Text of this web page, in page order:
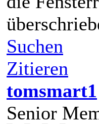
Suchen
Zitieren
tomsmart1
Senior